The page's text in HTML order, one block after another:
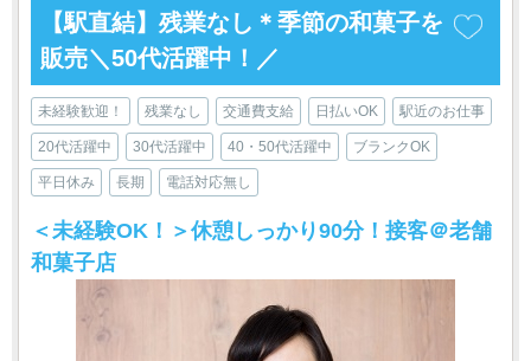
【駅直結】残業なし＊季節の和菓子を
販売＼50代活躍中！／
未経験歓迎！ 残業なし 交通費支給 日払いOK 駅近のお仕事
20代活躍中 30代活躍中 40・50代活躍中 ブランクOK
平日休み 長期 電話対応無し
＜未経験OK！＞休憩しっかり90分！接客＠老舗
和菓子店